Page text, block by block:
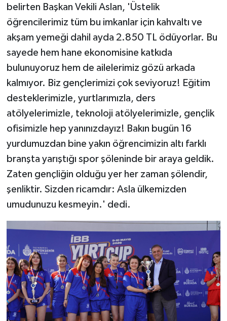
belirten Başkan Vekili Aslan, 'Üstelik
öğrencilerimiz tüm bu imkanlar için kahvaltı ve
akşam yemeği dahil ayda 2.850 TL ödüyorlar. Bu
sayede hem hane ekonomisine katkıda
bulunuyoruz hem de ailelerimiz gözü arkada
kalmıyor. Biz gençlerimizi çok seviyoruz! Eğitim
desteklerimizle, yurtlarımızla, ders
atölyelerimizle, teknoloji atölyelerimizle, gençlik
ofisimizle hep yanınızdayız! Bakın bugün 16
yurdumuzdan bine yakın öğrencimizin altı farklı
branşta yarıştığı spor şöleninde bir araya geldik.
Zaten gençliğin olduğu yer her zaman şölendir,
şenliktir. Sizden ricamdır: Asla ülkemizden
umudunuzu kesmeyin.' dedi.